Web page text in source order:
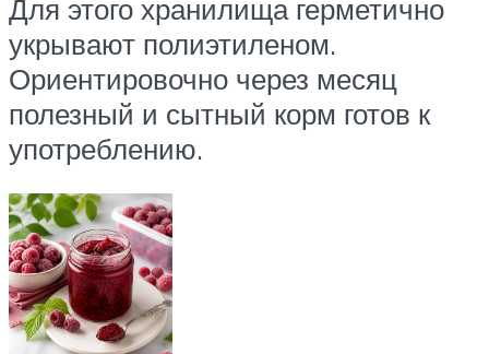
Для этого хранилища герметично
укрывают полиэтиленом.
Ориентировочно через месяц
полезный и сытный корм готов к
употреблению.